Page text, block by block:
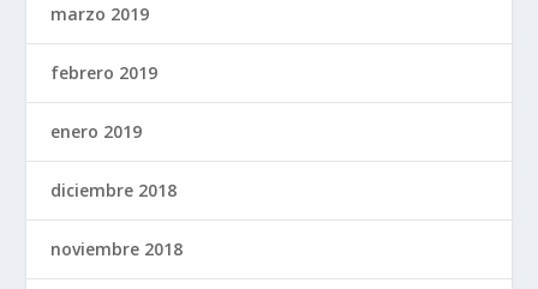
marzo 2019
febrero 2019
enero 2019
diciembre 2018
noviembre 2018